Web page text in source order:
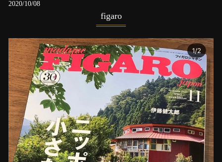
2020/10/08
figaro